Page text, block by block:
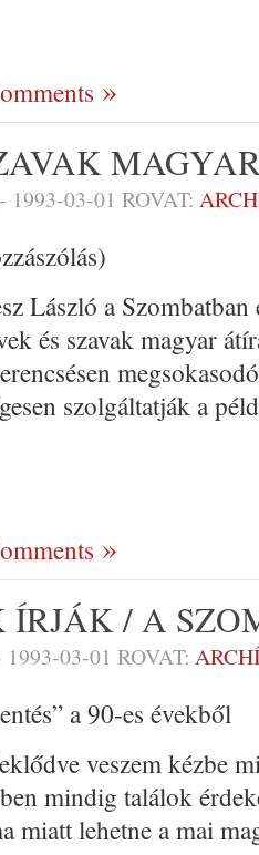
- 1993-03-01 ROVAT:
László a
és szavak magyar
szolgáltatják a
ÍRJÁK / A
1993-03-01 ROVAT:
a 90-es évekből
veszem kézbe
mindig találok
miatt lehetne a mai